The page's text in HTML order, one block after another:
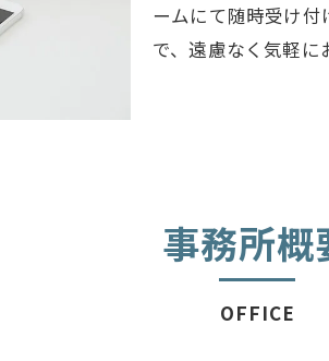
ームにて随時受け
で、遠慮なく気軽に
事務所概
OFFICE